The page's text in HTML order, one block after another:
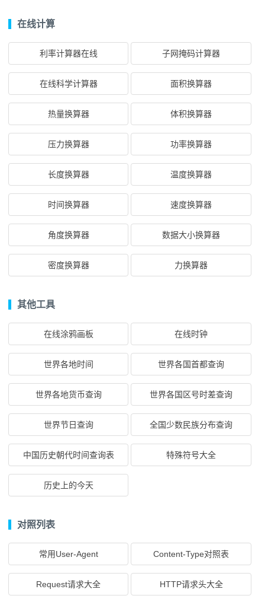
在线计算
利率计算器在线 子网掩码计算器
在线科学计算器 面积换算器
热量换算器 体积换算器
压力换算器 功率换算器
长度换算器 温度换算器
时间换算器 速度换算器
角度换算器 数据大小换算器
密度换算器 力换算器
其他工具
在线涂鸦画板 在线时钟
世界各地时间 世界各国首都查询
世界各地货币查询 世界各国区号时差查询
世界节日查询 全国少数民族分布查询
中国历史朝代时间查询表 特殊符号大全
历史上的今天
对照列表
常用User-Agent Content-Type对照表
Request请求大全 HTTP请求头大全